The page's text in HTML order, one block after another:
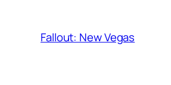
Fallout: New Vegas